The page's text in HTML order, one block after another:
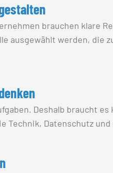
brauchen klare
ausgewählt werden, die
Deshalb braucht
Technik, Datenschutz